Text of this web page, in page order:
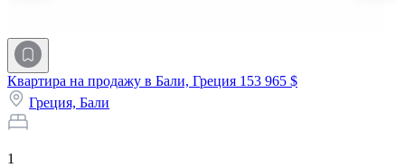
Квартира на продажу в Бали, Греция 153 965 $
Греция, Бали
1